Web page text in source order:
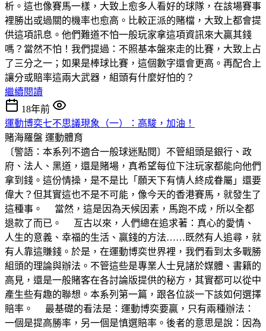
析。這也像賽馬一樣，大致上愈多人看好的球隊，在該場賽事
裡勝出或過關的機率也愈高。比較正派的賭檔，大致上都會提
供這項訊息。他們難道不怕一般玩家拿這項資訊來大贏其錢
嗎？當然不怕！我們提過：不照基本盤來走的比賽，大致上占
了三分之一；如果是棒球比賽，這個數字還會更高。再配合上
讓分或賠率這兩大武器，組頭有什麼好怕的？
繼續閱讀
18年前
運動博奕七不思議現象（一）：高駿，加油！
賭海羅盤 運動體育
〔警語：本系列不適合一般球迷點閱〕不管組頭是銀行、政
府、法人、黑道，還是賭場，真希望每位下注玩家都能向他們
拿到錢。這份情操，是不是比「願天下有情人終成眷屬」還要
偉大？但其實這也不是不可能，像今天的香港賽馬，就發生了
這種事。 當然，這是因為天候因素，馬跑不成，所以全都
退款了而已。 亙古以來，人們總在追求著：真心的愛情、
人生的意義、幸福的生活、贏錢的方法……既然有人追尋，就
有人靠這賺錢。於是，在運動博奕世界裡，我們看到太多戰勝
組頭的理論與辦法。不管這些是專業人士見諸於媒體、書籍的
高見，還是一般賭客在各討論版提供的秘方，其實都可以從中
產生些有趣的聯想。本系列第一篇，跟各位談一下該如何選擇
賠率。 最基礎的看法是：運動博奕要贏，只有兩種辦法：
一個是提高勝率，另一個是慎選賠率。後者的意思是說：因為